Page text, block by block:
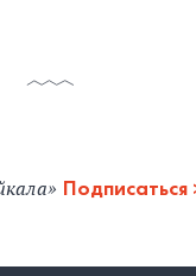
Подписаться